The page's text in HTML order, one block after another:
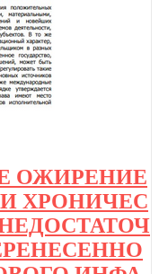
ОЖИРЕНИЕ
ХРОНИЧЕС